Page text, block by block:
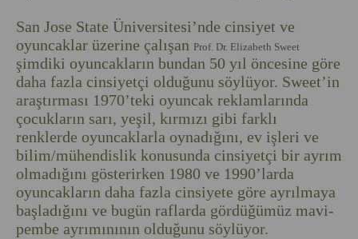
San Jose State Üniversitesi’nde cinsiyet ve
oyuncaklar üzerine çalışan Prof. Dr. Elizabeth Sweet
şimdiki oyuncakların bundan 50 yıl öncesine göre
daha fazla cinsiyetçi olduğunu söylüyor. Sweet’in
araştırması 1970’teki oyuncak reklamlarında
çocukların sarı, yeşil, kırmızı gibi farklı
renklerde oyuncaklarla oynadığını, ev işleri ve
bilim/mühendislik konusunda cinsiyetçi bir ayrım
olmadığını gösterirken 1980 ve 1990’larda
oyuncakların daha fazla cinsiyete göre ayrılmaya
başladığını ve bugün raflarda gördüğümüz mavi-
pembe ayrımınının olduğunu söylüyor.